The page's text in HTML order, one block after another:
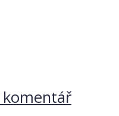
komentář